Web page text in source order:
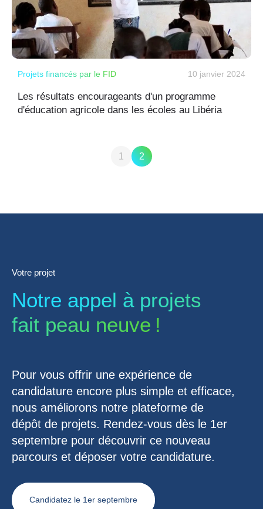
Projets financés par le FID 10 janvier 2024
Les résultats encourageants d'un programme
d'éducation agricole dans les écoles au Libéria
1 2
Votre projet
Notre appel à projets
fait peau neuve !
Pour vous offrir une expérience de
candidature encore plus simple et efficace,
nous améliorons notre plateforme de
dépôt de projets. Rendez-vous dès le 1er
septembre pour découvrir ce nouveau
parcours et déposer votre candidature.
Candidatez le 1er septembre